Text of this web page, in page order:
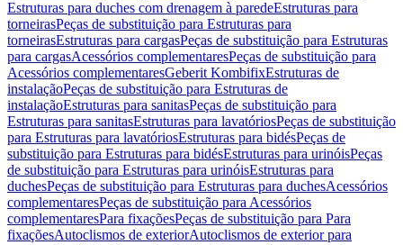
Estruturas para duches com drenagem à paredeEstruturas para
torneirasPeças de substituição para Estruturas para
torneirasEstruturas para cargasPeças de substituição para Estruturas
para cargasAcessórios complementaresPeças de substituição para
Acessórios complementaresGeberit KombifixEstruturas de
instalaçãoPeças de substituição para Estruturas de
instalaçãoEstruturas para sanitasPeças de substituição para
Estruturas para sanitasEstruturas para lavatóriosPeças de substituição
para Estruturas para lavatóriosEstruturas para bidésPeças de
substituição para Estruturas para bidésEstruturas para urinóisPeças
de substituição para Estruturas para urinóisEstruturas para
duchesPeças de substituição para Estruturas para duchesAcessórios
complementaresPeças de substituição para Acessórios
complementaresPara fixaçõesPeças de substituição para Para
fixaçõesAutoclismos de exteriorAutoclismos de exterior para